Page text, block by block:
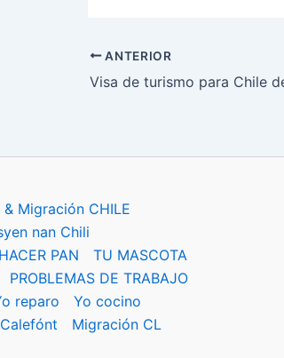
ANTERIOR
Migración CHILE
nan Chili
PAN
TU MASCOTA
PROBLEMAS DE TRABAJO
reparo
Yo cocino
Migración CL